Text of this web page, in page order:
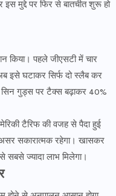
मुद्दे पर फिर से बातचीत शुरू हो
किया। पहले जीएसटी में चार
इसे घटाकर सिर्फ दो स्लैब कर
सिन गुड्स पर टैक्स बढ़ाकर 40%
टैरिफ की वजह से पैदा हुई
असर सकारात्मक रहेगा। खासकर
ज्यादा लाभ मिलेगा।